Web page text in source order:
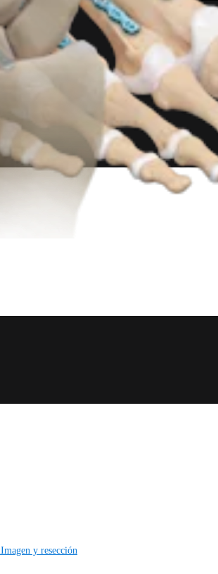
Imagen y resección